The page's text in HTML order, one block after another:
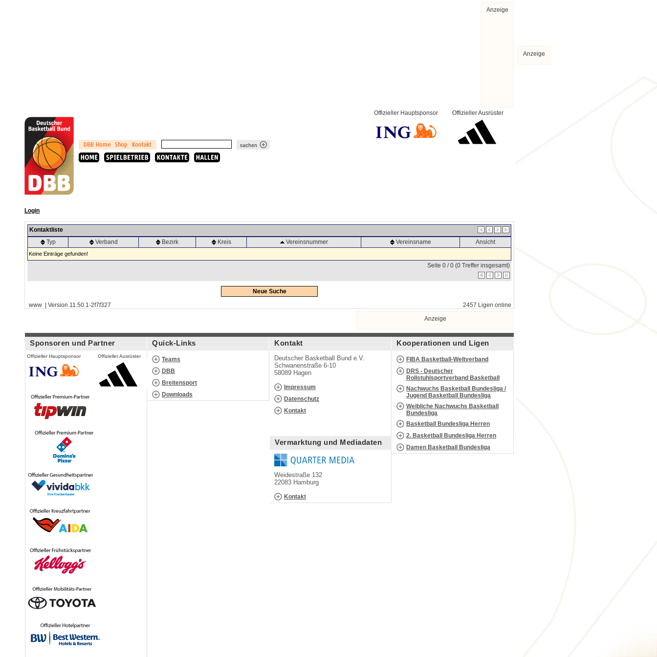
Anzeige
Offizieller Ausrüster
Offizieller Hauptsponsor
Login
Kontaktliste
Typ
Verband Bezirk Kreis Vereinsnummer Vereinsname Ansicht
Keine Einträge gefunden!
Seite 0 / 0 (0 Treffer insgesamt)
Neue Suche
www | Version 11.50.1-2f7f327
2457 Ligen online
Anzeige
Sponsoren und Partner
Offizieller Hauptsponsor Offizieller Ausrüster
Quick-Links
Teams
DBB
Breitensport
Downloads
Kontakt
Deutscher Basketball Bund e.V.
Schwanenstraße 6-10
58089 Hagen
Impressum
Datenschutz
Kontakt
Vermarktung und Mediadaten
Weidestraße 132
22083 Hamburg
Kontakt
Kooperationen und Ligen
FIBA Basketball-Weltverband
DRS - Deutscher
Rollstuhlsportverband Basketball
Nachwuchs Basketball Bundesliga /
Jugend Basketball Bundesliga
Weibliche Nachwuchs Basketball
Bundesliga
Basketball Bundesliga Herren
2. Basketball Bundesliga Herren
Damen Basketball Bundesliga
Anzeige